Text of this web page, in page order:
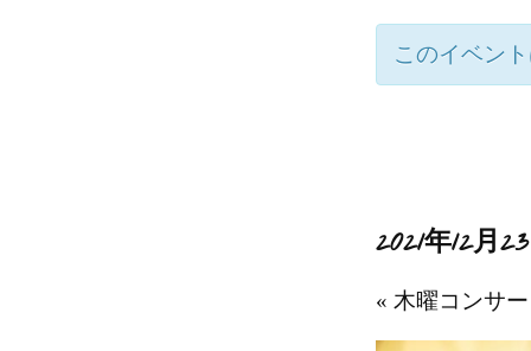
このイベン
2021年12月
« 木曜コンサ